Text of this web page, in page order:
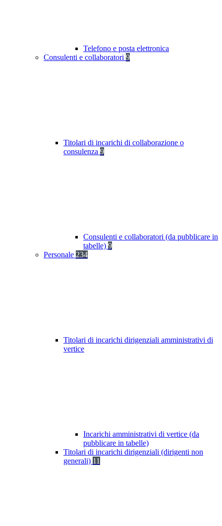
Telefono e posta elettronica
Consulenti e collaboratori 9
Titolari di incarichi di collaborazione o
consulenza 9
Consulenti e collaboratori (da pubblicare in
tabelle) 9
Personale 234
Titolari di incarichi dirigenziali amministrativi di
vertice
Incarichi amministrativi di vertice (da
pubblicare in tabelle)
Titolari di incarichi dirigenziali (dirigenti non
generali) 11